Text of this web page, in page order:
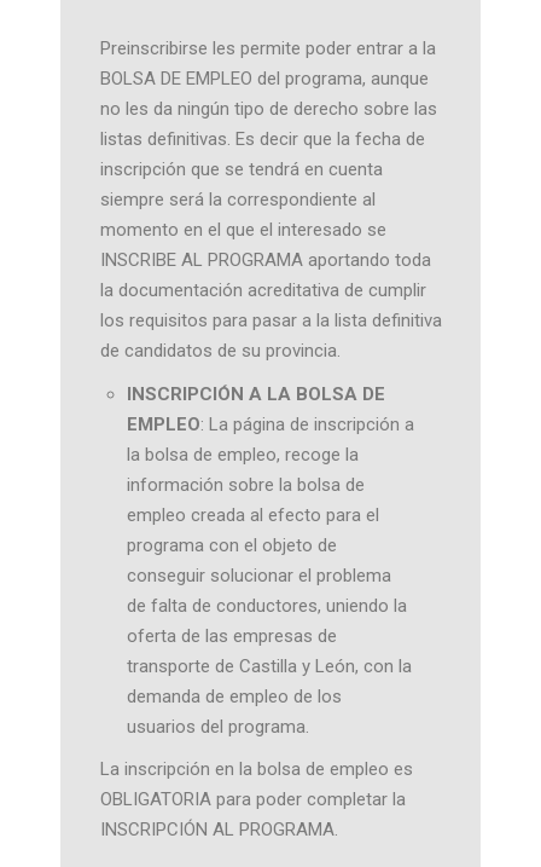
Preinscribirse les permite poder entrar a la
BOLSA DE EMPLEO del programa, aunque
no les da ningún tipo de derecho sobre las
listas definitivas. Es decir que la fecha de
inscripción que se tendrá en cuenta
siempre será la correspondiente al
momento en el que el interesado se
INSCRIBE AL PROGRAMA aportando toda
la documentación acreditativa de cumplir
los requisitos para pasar a la lista definitiva
de candidatos de su provincia.
INSCRIPCIÓN A LA BOLSA DE
EMPLEO: La página de inscripción a
la bolsa de empleo, recoge la
información sobre la bolsa de
empleo creada al efecto para el
programa con el objeto de
conseguir solucionar el problema
de falta de conductores, uniendo la
oferta de las empresas de
transporte de Castilla y León, con la
demanda de empleo de los
usuarios del programa.
La inscripción en la bolsa de empleo es
OBLIGATORIA para poder completar la
INSCRIPCIÓN AL PROGRAMA.